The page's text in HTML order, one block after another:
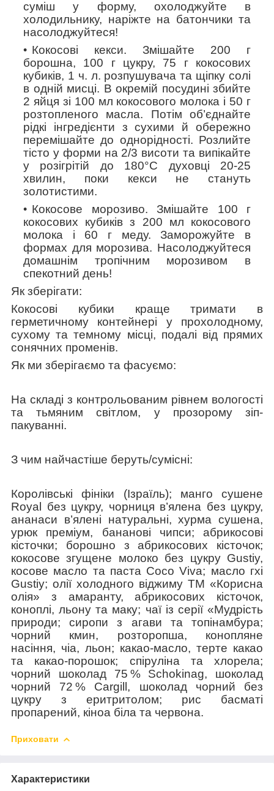
суміш у форму, охолоджуйте в
холодильнику, наріжте на батончики та
насолоджуйтеся!
Кокосові кекси. Змішайте 200 г
борошна, 100 г цукру, 75 г кокосових
кубиків, 1 ч. л. розпушувача та щіпку солі
в одній мисці. В окремій посудині збийте
2 яйця зі 100 мл кокосового молока і 50 г
розтопленого масла. Потім об’єднайте
рідкі інгредієнти з сухими й обережно
перемішайте до однорідності. Розлийте
тісто у форми на 2/3 висоти та випікайте
у розігрітій до 180°C духовці 20-25
хвилин, поки кекси не стануть
золотистими.
Кокосове морозиво. Змішайте 100 г
кокосових кубиків з 200 мл кокосового
молока і 60 г меду. Заморожуйте в
формах для морозива. Насолоджуйтеся
домашнім тропічним морозивом в
спекотний день!
Як зберігати:
Кокосові кубики краще тримати в
герметичному контейнері у прохолодному,
сухому та темному місці, подалі від прямих
сонячних променів.
Як ми зберігаємо та фасуємо:
На складі з контрольованим рівнем вологості
та тьмяним світлом, у прозорому зіп-
пакуванні.
З чим найчастіше беруть/cумісні:
Королівські фініки (Ізраїль); манго сушене
Royal без цукру, чорниця в’ялена без цукру,
ананаси в’ялені натуральні, хурма сушена,
урюк преміум, бананові чипси; абрикосові
кісточки; борошно з абрикосових кісточок;
кокосове згущене молоко без цукру Gustiy,
косове масло та паста Сoco Viva; масло гхі
Gustiy; олії холодного віджиму ТМ «Корисна
олія» з амаранту, абрикосових кісточок,
коноплі, льону та маку; чаї із серії «Мудрість
природи; сиропи з агави та топінамбура;
чорний кмин, розторопша, конопляне
насіння, чіа, льон; какао-масло, терте какао
та какао-порошок; спіруліна та хлорела;
чорний шоколад 75 % Schokinag, шоколад
чорний 72 % Cargill, шоколад чорний без
цукру з еритритолом; рис басматі
пропарений, кіноа біла та червона.
Приховати
Характеристики